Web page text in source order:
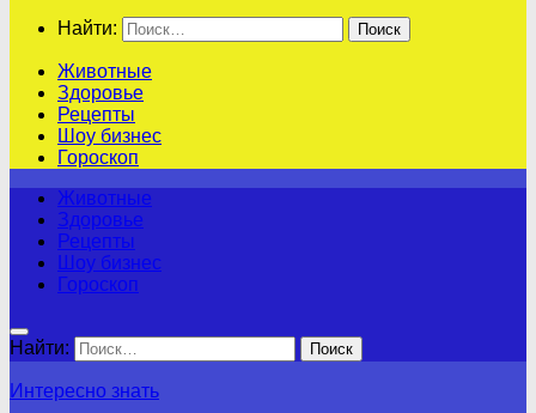
Найти:
Животные
Здоровье
Рецепты
Шоу бизнес
Гороскоп
Животные
Здоровье
Рецепты
Шоу бизнес
Гороскоп
Найти:
Интересно знать